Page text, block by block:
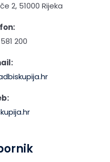
2, 51000 Rijeka
200